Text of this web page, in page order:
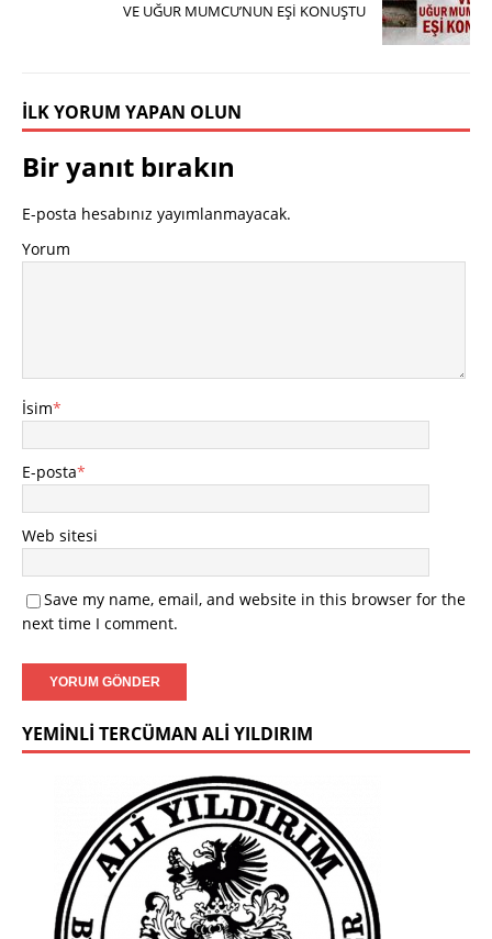
VE UĞUR MUMCU’NUN EŞİ KONUŞTU
İLK YORUM YAPAN OLUN
Bir yanıt bırakın
E-posta hesabınız yayımlanmayacak.
Yorum
İsim*
E-posta*
Web sitesi
Save my name, email, and website in this browser for the
next time I comment.
YEMINLI TERCÜMAN ALI YILDIRIM